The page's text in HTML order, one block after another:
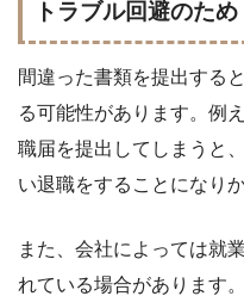
トラブル回避のため
間違った書類を提出する
る可能性があります。例
職届を提出してしまうと
い退職をすることになり
また、会社によっては就
れている場合があります